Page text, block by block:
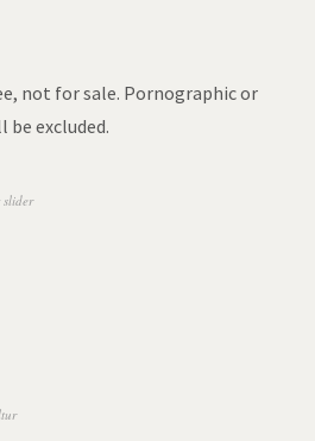
not for sale. Pornographic or
excluded.
slider